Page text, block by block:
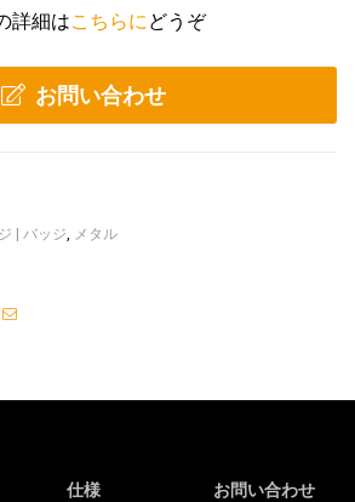
詳細はこちらにどうぞ
お問い合わせ
| バッジ メタル
Email
仕様 お問い合わせ